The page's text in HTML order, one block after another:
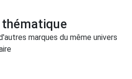
thématique
marques du même univers